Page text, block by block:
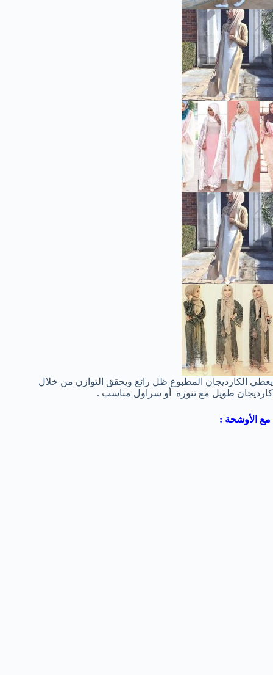
يعطي الكارديجان المطبوع ظل رائع ويحقق التوازن من خلال
كارديجان طويل مع تنورة أو سراول مناسب .
مع الأوشحة :